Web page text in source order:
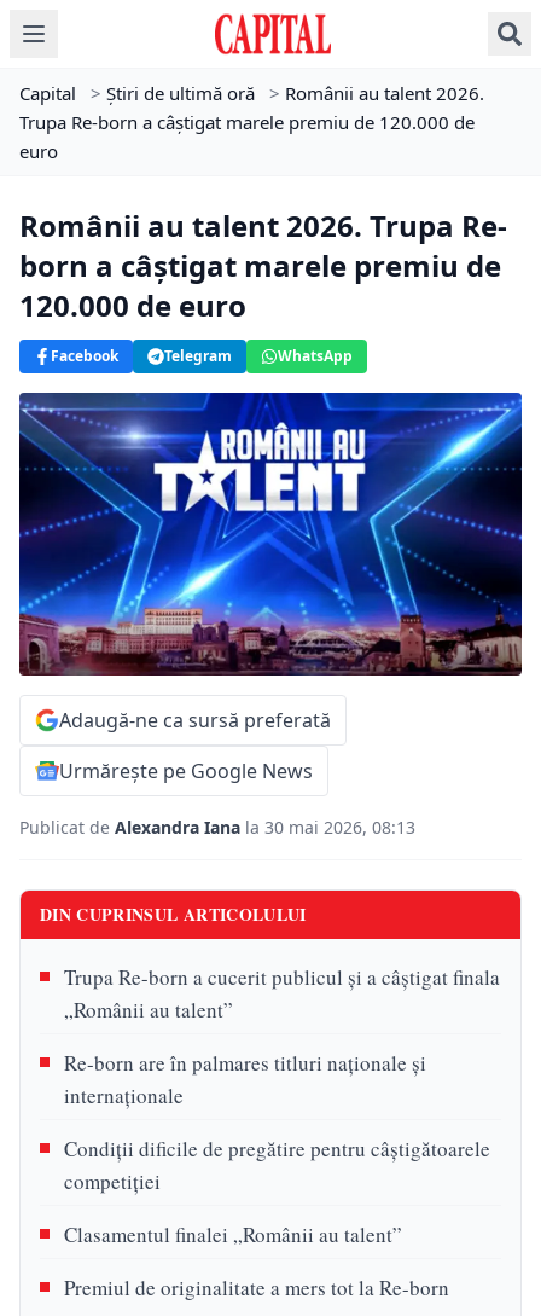
Capital > Știri de ultimă oră > Românii au talent 2026.
Trupa Re-born a câștigat marele premiu de 120.000 de
euro
Românii au talent 2026. Trupa Re-
born a câștigat marele premiu de
120.000 de euro
Facebook Telegram WhatsApp
Adaugă-ne ca sursă preferată
Urmărește pe Google News
Publicat de Alexandra Iana la 30 mai 2026, 08:13
DIN CUPRINSUL ARTICOLULUI
Trupa Re-born a cucerit publicul și a câștigat finala
„Românii au talent”
Re-born are în palmares titluri naționale și
internaționale
Condiții dificile de pregătire pentru câștigătoarele
competiției
Clasamentul finalei „Românii au talent”
Premiul de originalitate a mers tot la Re-born